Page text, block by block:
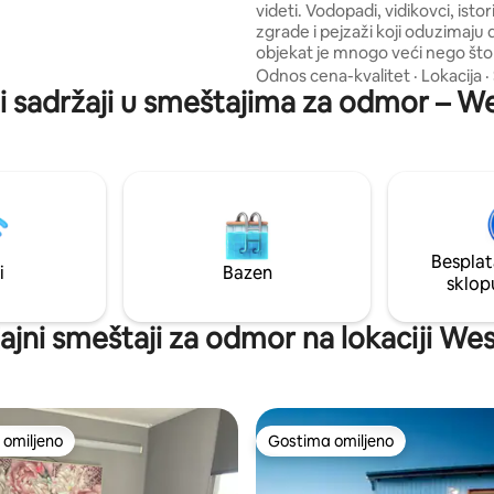
videti. Vodopadi, vidikovci,
zgrade i pejzaži koji oduzimaju dah.
objekat je mnogo veći nego
nalazi se na samo nekoliko
legendarne železnice i kafića
Obezbeđujemo osnovne
posjeti Zapadnoj obali, moj
odsjednete 2 ili 3 noći u
centar područja 5 gradova.
Odnos cena-kvalitet · Lokacija ·
sadržaji u smeštajima za odmor –
Bazen
smeštaji za odmor na lokaciji
Gostima omiljeno
Gostima omiljeno